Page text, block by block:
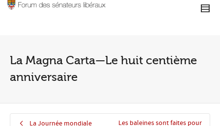
La Magna Carta—Le huit centième
anniversaire
La Journée mondiale
Les baleines sont faites pour